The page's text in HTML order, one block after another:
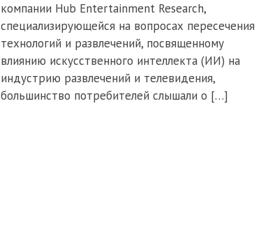
компании Hub Entertainment Research,
специализирующейся на вопросах пересечения
технологий и развлечений, посвященному
влиянию искусственного интеллекта (ИИ) на
индустрию развлечений и телевидения,
большинство потребителей слышали о […]